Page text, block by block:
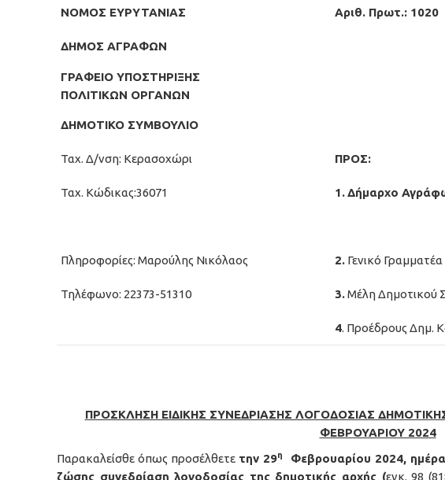
ΝΟΜΟΣ ΕΥΡΥΤΑΝΙΑΣ Αριθ. Πρωτ.: 1020
ΔΗΜΟΣ ΑΓΡΑΦΩΝ
ΓΡΑΦΕΙΟ ΥΠΟΣΤΗΡΙΞΗΣ
ΠΟΛΙΤΙΚΩΝ ΟΡΓΑΝΩΝ
ΔΗΜΟΤΙΚΟ ΣΥΜΒΟΥΛΙΟ
Ταχ. Δ/νση: Κερασοχώρι ΠΡΟΣ:
Ταχ. Κώδικας:36071 1.Δήμαρχο
Πληροφορίες: Μαρούλης Νικόλαος 2. Γενικό Γραμματέα
Τηλέφωνο: 22373-51310 3.Μέλη Δημοτικού
4. Προέδρους Δημ.
ΠΡΟΣΚΛΗΣΗ ΕΙΔΙΚΗΣ ΣΥΝΕΔΡΙΑΣΗΣ ΛΟΓΟΔΟΣΙΑΣ
ΦΕΒΡΟΥΑΡΙΟΥ 2024
Παρακαλείσθε όπως προσέλθετε την 29η Φεβρουαρίου 2024,
ζώσης συνεδρίαση λογοδοσίας της δημοτικής αρχής (εγκ. 98